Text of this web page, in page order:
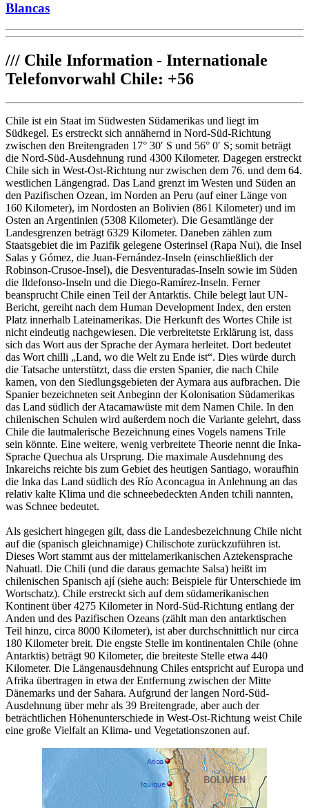
Blancas
/// Chile Information - Internationale
Telefonvorwahl Chile: +56
Chile ist ein Staat im Südwesten Südamerikas und liegt im
Südkegel. Es erstreckt sich annähernd in Nord-Süd-Richtung
zwischen den Breitengraden 17° 30′ S und 56° 0′ S; somit beträgt
die Nord-Süd-Ausdehnung rund 4300 Kilometer. Dagegen erstreckt
Chile sich in West-Ost-Richtung nur zwischen dem 76. und dem 64.
westlichen Längengrad. Das Land grenzt im Westen und Süden an
den Pazifischen Ozean, im Norden an Peru (auf einer Länge von
160 Kilometer), im Nordosten an Bolivien (861 Kilometer) und im
Osten an Argentinien (5308 Kilometer). Die Gesamtlänge der
Landesgrenzen beträgt 6329 Kilometer. Daneben zählen zum
Staatsgebiet die im Pazifik gelegene Osterinsel (Rapa Nui), die Insel
Salas y Gómez, die Juan-Fernández-Inseln (einschließlich der
Robinson-Crusoe-Insel), die Desventuradas-Inseln sowie im Süden
die Ildefonso-Inseln und die Diego-Ramírez-Inseln. Ferner
beansprucht Chile einen Teil der Antarktis. Chile belegt laut UN-
Bericht, gereiht nach dem Human Development Index, den ersten
Platz innerhalb Lateinamerikas. Die Herkunft des Wortes Chile ist
nicht eindeutig nachgewiesen. Die verbreitetste Erklärung ist, dass
sich das Wort aus der Sprache der Aymara herleitet. Dort bedeutet
das Wort chilli „Land, wo die Welt zu Ende ist“. Dies würde durch
die Tatsache unterstützt, dass die ersten Spanier, die nach Chile
kamen, von den Siedlungsgebieten der Aymara aus aufbrachen. Die
Spanier bezeichneten seit Anbeginn der Kolonisation Südamerikas
das Land südlich der Atacamawüste mit dem Namen Chile. In den
chilenischen Schulen wird außerdem noch die Variante gelehrt, dass
Chile die lautmalerische Bezeichnung eines Vogels namens Trile
sein könnte. Eine weitere, wenig verbreitete Theorie nennt die Inka-
Sprache Quechua als Ursprung. Die maximale Ausdehnung des
Inkareichs reichte bis zum Gebiet des heutigen Santiago, woraufhin
die Inka das Land südlich des Río Aconcagua in Anlehnung an das
relativ kalte Klima und die schneebedeckten Anden tchili nannten,
was Schnee bedeutet.
Als gesichert hingegen gilt, dass die Landesbezeichnung Chile nicht
auf die (spanisch gleichnamige) Chilischote zurückzuführen ist.
Dieses Wort stammt aus der mittelamerikanischen Aztekensprache
Nahuatl. Die Chili (und die daraus gemachte Salsa) heißt im
chilenischen Spanisch ají (siehe auch: Beispiele für Unterschiede im
Wortschatz). Chile erstreckt sich auf dem südamerikanischen
Kontinent über 4275 Kilometer in Nord-Süd-Richtung entlang der
Anden und des Pazifischen Ozeans (zählt man den antarktischen
Teil hinzu, circa 8000 Kilometer), ist aber durchschnittlich nur circa
180 Kilometer breit. Die engste Stelle im kontinentalen Chile (ohne
Antarktis) beträgt 90 Kilometer, die breiteste Stelle etwa 440
Kilometer. Die Längenausdehnung Chiles entspricht auf Europa und
Afrika übertragen in etwa der Entfernung zwischen der Mitte
Dänemarks und der Sahara. Aufgrund der langen Nord-Süd-
Ausdehnung über mehr als 39 Breitengrade, aber auch der
beträchtlichen Höhenunterschiede in West-Ost-Richtung weist Chile
eine große Vielfalt an Klima- und Vegetationszonen auf.